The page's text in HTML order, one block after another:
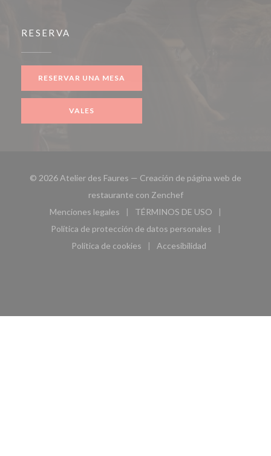
RESERVA
RESERVAR UNA MESA
VALES
© 2026 Atelier des Faures — Creación de página web de
restaurante con Zenchef((abre en una nueva
Menciones legales
((abre en una nueva ventana))
TÉRMINOS DE USO
((abre en una nueva
Política de protección de datos personales
((abre en una nueva ventana))
Política de cookies
((abre en una nueva ventana))
Accesibilidad